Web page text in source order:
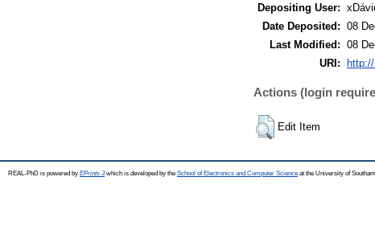
Depositing User:
Date Deposited: 08
Last Modified: 08
URI:
Actions (login
Edit Item
REAL-PhD is powered by EPrints 3which is developed by the School of Electronics and Computer Science at the University of